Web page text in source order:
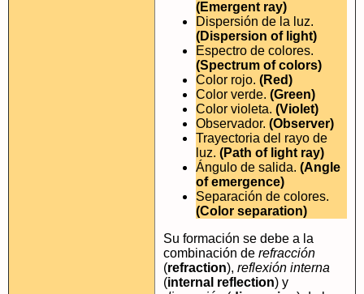
(Emergent ray)
Dispersión de la luz.
(Dispersion of light)
Espectro de colores.
(Spectrum of colors)
Color rojo. (Red)
Color verde. (Green)
Color violeta. (Violet)
Observador. (Observer)
Trayectoria del rayo de
luz. (Path of light ray)
Ángulo de salida. (Angle
of emergence)
Separación de colores.
(Color separation)
Su formación se debe a la
combinación de refracción
(refraction), reflexión interna
(internal reflection) y